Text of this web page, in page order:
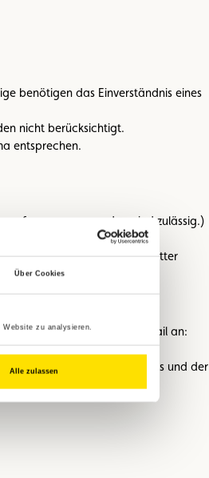
Über Cookies
zu analysieren.
Alle zulassen
benötigen das Einverständnis eines
nicht berücksichtigt.
entsprechen.
aufgenommen wurden, sind zulässig.)
sie, dass keine Rechte Dritter
und senden Sie sie per E-Mail an:
www.swisstransfer.com.
im Rahmen des Wettbewerbs und der